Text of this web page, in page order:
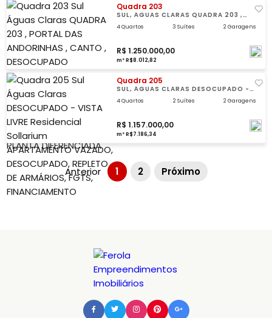
Quadra 203
SUL, ÁGUAS CLARAS QUADRA 203 ,
DESOCUPADO , RESIDENCIAL PORTAL
4 Quartos 3 Suítes 2 Garagens
R$ 1.250.000,00
m² R$8.012,82
Quadra 205
SUL, ÁGUAS CLARAS DESOCUPADO -
4 Quartos 2 Suítes 2 Garagens
R$ 1.157.000,00
m² R$7.186,34
Anterior 1 2 Próximo